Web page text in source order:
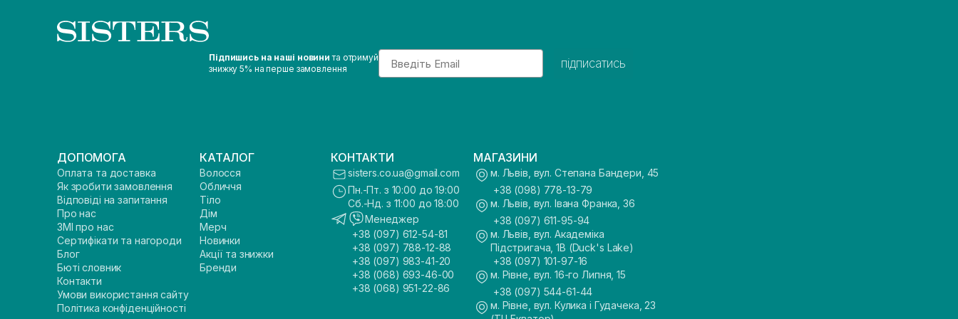
Підпишись на наші новини та отримуй
знижку 5% на перше замовлення
Email
підписатись
ДОПОМОГА
Оплата та доставка
Як зробити замовлення
Відповіді на запитання
Про нас
ЗМІ про нас
Сертифікати та нагороди
Блог
Бюті словник
Контакти
Умови використання сайту
Політика конфіденційності
КАТАЛОГ
Волосся
Обличчя
Тіло
Дім
Мерч
Новинки
Акції та знижки
Бренди
КОНТАКТИ
sisters.co.ua@gmail.com
Пн.-Пт. з 10:00 до 19:00
Сб.-Нд. з 11:00 до 18:00
Менеджер
+38 (097) 612-54-81
+38 (097) 788-12-88
+38 (097) 983-41-20
+38 (068) 693-46-00
+38 (068) 951-22-86
МАГАЗИНИ
м. Львів, вул. Степана Бандери, 45
+38 (098) 778-13-79
м. Львів, вул. Івана Франка, 36
+38 (097) 611-95-94
м. Львів, вул. Академіка
Підстригача, 1В (Duck's Lake)
+38 (097) 101-97-16
м. Рівне, вул. 16-го Липня, 15
+38 (097) 544-61-44
м. Рівне, вул. Кулика і Гудачека, 23